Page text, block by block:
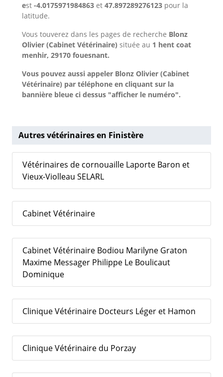
est -4.0175971984863 et 47.897289276123 pour la
latitude.
Vous touverez dans les pages de recherche Blonz
Olivier (Cabinet Vétérinaire) située au 1 hent coat
menhir, 29170 fouesnant.
Vous pouvez aussi appeler Blonz Olivier (Cabinet
Vétérinaire) par téléphone en cliquant sur la
bannière bleue ci dessus "afficher le numéro".
Autres vétérinaires en Finistère
Vétérinaires de cornouaille Laporte Baron et
Vieux-Violleau SELARL
Cabinet Vétérinaire
Cabinet Vétérinaire Bodiou Marilyne Graton
Maxime Messager Philippe Le Boulicaut
Dominique
Clinique Vétérinaire Docteurs Léger et Hamon
Clinique Vétérinaire du Porzay